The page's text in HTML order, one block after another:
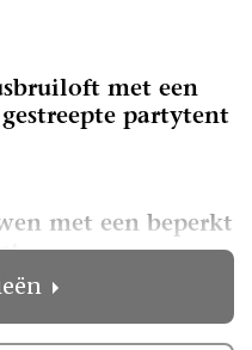
met een
partytent
met een beperkt